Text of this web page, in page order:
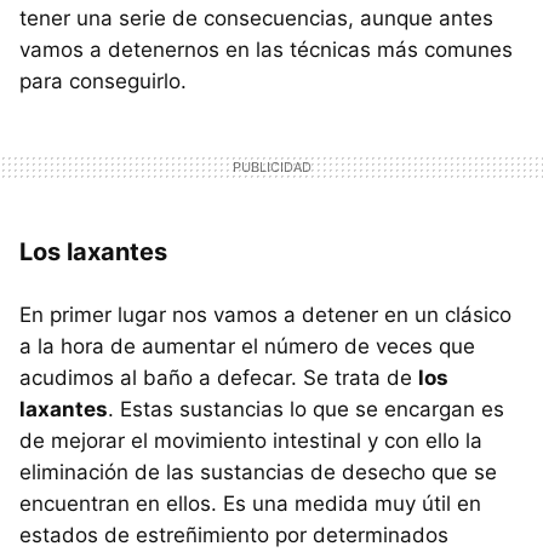
tener una serie de consecuencias, aunque antes
vamos a detenernos en las técnicas más comunes
para conseguirlo.
Los laxantes
En primer lugar nos vamos a detener en un clásico
a la hora de aumentar el número de veces que
acudimos al baño a defecar. Se trata de los
laxantes. Estas sustancias lo que se encargan es
de mejorar el movimiento intestinal y con ello la
eliminación de las sustancias de desecho que se
encuentran en ellos. Es una medida muy útil en
estados de estreñimiento por determinados